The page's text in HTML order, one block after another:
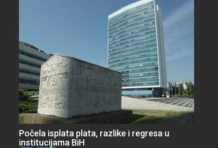
Počela isplata plata, razlike i regresa u
institucijama BiH